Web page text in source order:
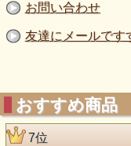
お問い合わせ
友達にメールです
おすすめ商品
7位